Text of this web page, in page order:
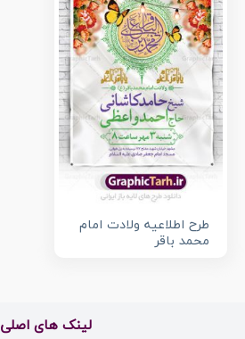
طرح اطلاعیه ولادت امام
محمد باقر
لینک های اصلی